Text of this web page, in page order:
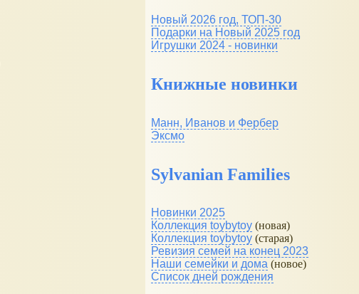
Новый 2026 год, ТОП-30
Подарки на Новый 2025 год
Игрушки 2024 - новинки
Книжные новинки
Манн, Иванов и Фербер
Эксмо
Sylvanian Families
Новинки 2025
Коллекция toybytoy (новая)
Коллекция toybytoy (старая)
Ревизия семей на конец 2023
Наши семейки и дома (новое)
Список дней рождения